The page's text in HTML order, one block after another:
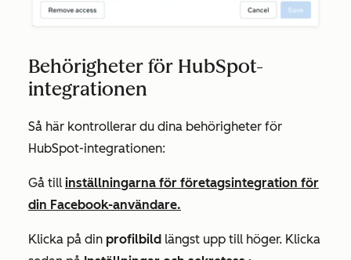
Behörigheter för HubSpot-
integrationen
Så här kontrollerar du dina behörigheter för
HubSpot-integrationen:
Gå till inställningarna för företagsintegration för
din Facebook-användare.
Klicka på din profilbild längst upp till höger. Klicka